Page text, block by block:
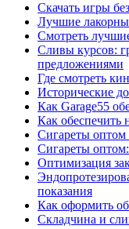
Скачать игры
Лучшие лакорны
Смотреть
Сливы курсов:
предложениями
Где смотреть
Исторические
Как Garage55
Как обеспечить
Сигареты
Сигареты оптом:
Оптимизация
показания
Как оформить
Складчина и